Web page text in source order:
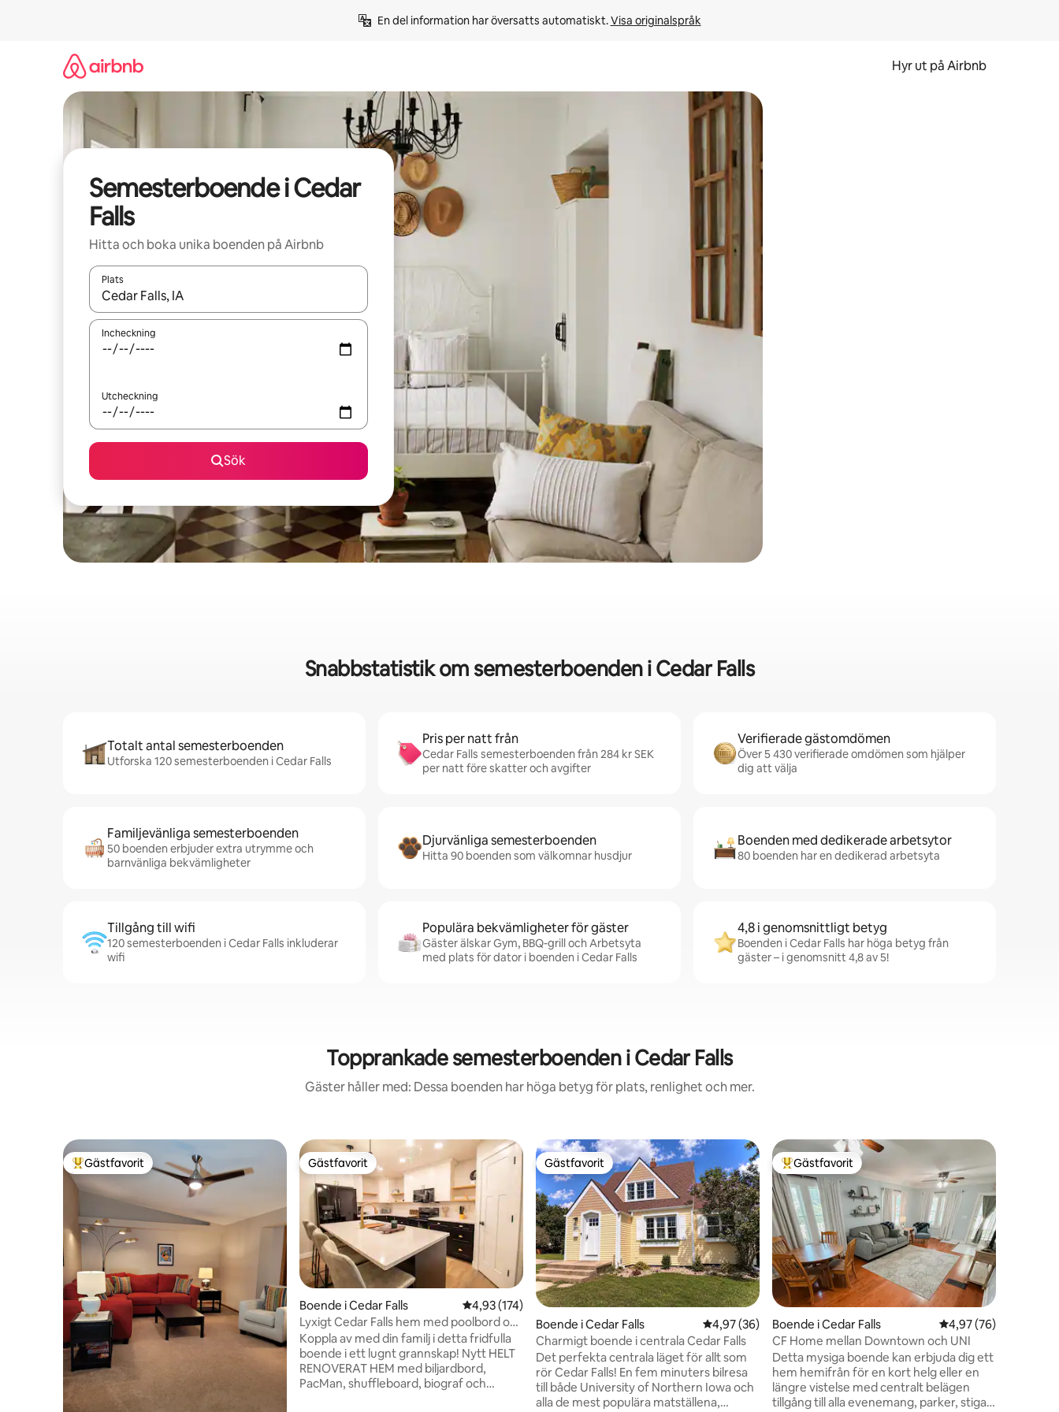
En del information har översatts automatiskt. Visa originalspråk
Hyr ut på Airbnb
Semesterboende i Cedar
Falls
Hitta och boka unika boenden på Airbnb
Plats
När resultaten är tillgängliga kan du navigera med upp- och nedåtpilarna eller utforska genom att trycka eller svepa.
Incheckning
Utcheckning
Sök
Snabbstatistik om semesterboenden i Cedar Falls
Totalt antal semesterboenden
Utforska 120 semesterboenden i Cedar Falls
Pris per natt från
Cedar Falls semesterboenden från 284 kr SEK
per natt före skatter och avgifter
Verifierade gästomdömen
Över 5 430 verifierade omdömen som hjälper
dig att välja
Familjevänliga semesterboenden
50 boenden erbjuder extra utrymme och
barnvänliga bekvämligheter
Djurvänliga semesterboenden
Hitta 90 boenden som välkomnar husdjur
Boenden med dedikerade arbetsytor
80 boenden har en dedikerad arbetsyta
Tillgång till wifi
120 semesterboenden i Cedar Falls inkluderar
wifi
Populära bekvämligheter för gäster
Gäster älskar Gym, BBQ-grill och Arbetsyta
med plats för dator i boenden i Cedar Falls
4,8 i genomsnittligt betyg
Boenden i Cedar Falls har höga betyg från
gäster – i genomsnitt 4,8 av 5!
Topprankade semesterboenden i Cedar Falls
Gäster håller med: Dessa boenden har höga betyg för plats, renlighet och mer.
Populär gästfavorit
Gästfavorit Gästfavorit
Gästfavorit
Boende i Cedar Falls 4,93 av 5 i genomsnittligt betyg, 174 omdömen
4,93 (174)
Lyxigt Cedar Falls hem med poolbord och
teater
Koppla av med din familj i detta fridfulla
boende i ett lugnt grannskap! Nytt HELT
RENOVERAT HEM med biljardbord,
PacMan, shuffleboard, biograf och
Gästfavorit
Gästfavorit
Boende i Cedar Falls 4,97 av 5 i genomsnittligt betyg, 36 omdömen
4,97 (36)
Charmigt boende i centrala Cedar Falls
Det perfekta centrala läget för allt som
rör Cedar Falls! En fem minuters bilresa
till både University of Northern Iowa och
alla de mest populära matställena,
Populär gästfavorit
Gästfavorit
Boende i Cedar Falls 4,97 av 5 i
4,97 (76)
CF Home mellan Downtown och UNI
Detta mysiga boende kan erbjuda dig ett
hem hemifrån för en kort helg eller en
längre vistelse med centralt belägen
tillgång till alla evenemang, parker, stigar